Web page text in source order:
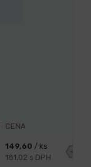
CENA
149,60 / ks
181,02 s DPH